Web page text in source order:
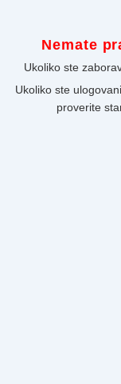
Nemate
Ukoliko ste
Ukoliko ste
proverite